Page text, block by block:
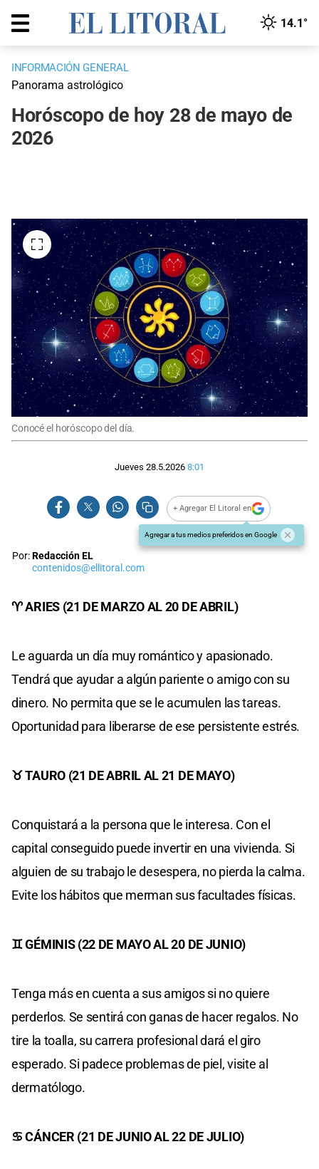
14.1°
INFORMACIÓN GENERAL
Panorama astrológico
Horóscopo de hoy 28 de mayo de
2026
Conocé el horóscopo del día.
Jueves 28.5.2026 8:01
+ Agregar El Litoral en
Agregar a tus medios preferidos en Google
Por:Redacción EL
contenidos@ellitoral.com
♈ ARIES (21 DE MARZO AL 20 DE ABRIL)
Le aguarda un día muy romántico y apasionado.
Tendrá que ayudar a algún pariente o amigo con su
dinero. No permita que se le acumulen las tareas.
Oportunidad para liberarse de ese persistente estrés.
♉ TAURO (21 DE ABRIL AL 21 DE MAYO)
Conquistará a la persona que le interesa. Con el
capital conseguido puede invertir en una vivienda. Si
alguien de su trabajo le desespera, no pierda la calma.
Evite los hábitos que merman sus facultades físicas.
♊ GÉMINIS (22 DE MAYO AL 20 DE JUNIO)
Tenga más en cuenta a sus amigos si no quiere
perderlos. Se sentirá con ganas de hacer regalos. No
tire la toalla, su carrera profesional dará el giro
esperado. Si padece problemas de piel, visite al
dermatólogo.
♋ CÁNCER (21 DE JUNIO AL 22 DE JULIO)